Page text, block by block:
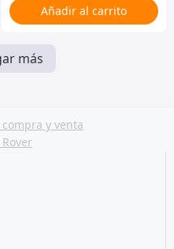
Añadir al carrito
más